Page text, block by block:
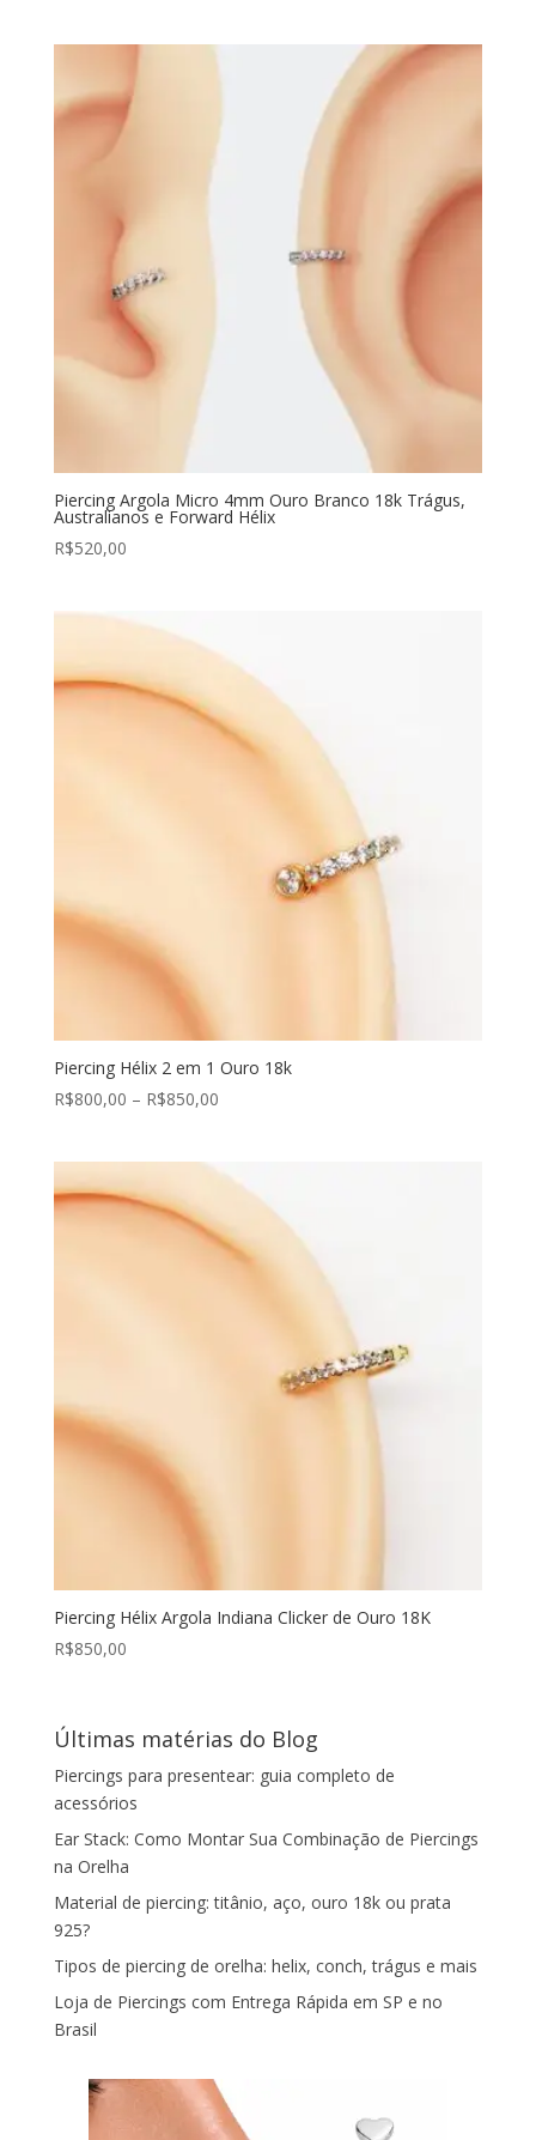
Piercing Argola Micro 4mm Ouro Branco 18k Trágus,
Australianos e Forward Hélix
R$520,00
Piercing Hélix 2 em 1 Ouro 18k
R$800,00 – R$850,00
Piercing Hélix Argola Indiana Clicker de Ouro 18K
R$850,00
Últimas matérias do Blog
Piercings para presentear: guia completo de
acessórios
Ear Stack: Como Montar Sua Combinação de Piercings
na Orelha
Material de piercing: titânio, aço, ouro 18k ou prata
925?
Tipos de piercing de orelha: helix, conch, trágus e mais
Loja de Piercings com Entrega Rápida em SP e no
Brasil